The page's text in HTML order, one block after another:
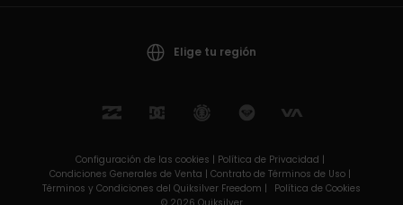
Elige tu región
Configuración de las cookies | Política de Privacidad |
Condiciones Generales de Venta | Contrato de Términos de Uso |
Términos y Condiciones del Quiksilver Freedom |
Política de Cookies